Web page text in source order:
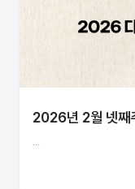
2026년 2월 넷째